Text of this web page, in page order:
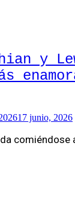
y
17 junio, 2026
comiéndose